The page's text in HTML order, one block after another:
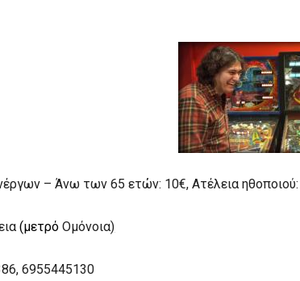
– Άνω των 65 ετών: 10€, Ατέλεια
(μετρό Ομόνοια)
6955445130